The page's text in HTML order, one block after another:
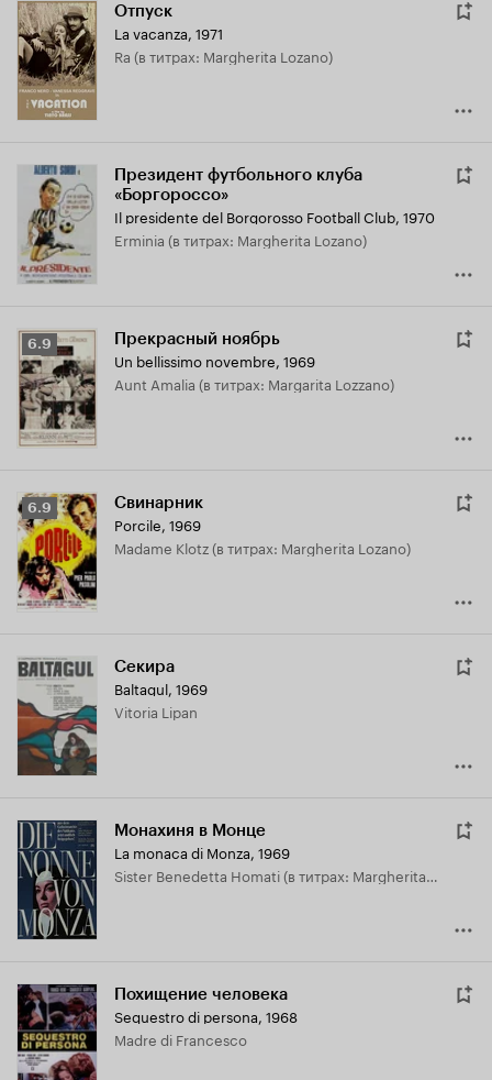
Отпуск
La vacanza, 1971
Ra (в титрах: Margherita Lozano)
Президент футбольного клуба
«Боргороссо»
Il presidente del Borgorosso Football Club, 1970
Erminia (в титрах: Margherita Lozano)
Рейтинг
Кинопоиска
6.9
6.9 Прекрасный ноябрь
Un bellissimo novembre, 1969
Aunt Amalia (в титрах: Margarita Lozzano)
Рейтинг
Кинопоиска
6.9
6.9 Свинарник
Porcile, 1969
Madame Klotz (в титрах: Margherita Lozano)
Секира
Baltagul, 1969
Vitoria Lipan
Монахиня в Монце
La monaca di Monza, 1969
Sister Benedetta Homati (в титрах: Margherita Lozano)
Похищение человека
Sequestro di persona, 1968
Madre di Francesco